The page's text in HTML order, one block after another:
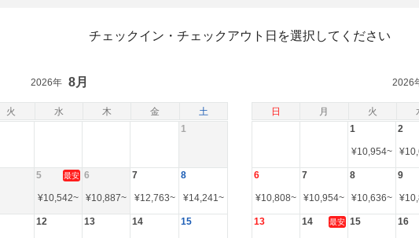
チェックイン・チェックアウト日を選択してください
火 水 木 金 土 日 月 火
2026年 8月
1
5 最安
¥10,542~
6
¥10,887~
7
¥12,763~
8
¥14,241~
12 13 14 15
2026
1
¥10,954~
2
¥
6
¥10,808~
7
¥10,954~
8
¥10,636~
9
¥
13 14 最安 15 16